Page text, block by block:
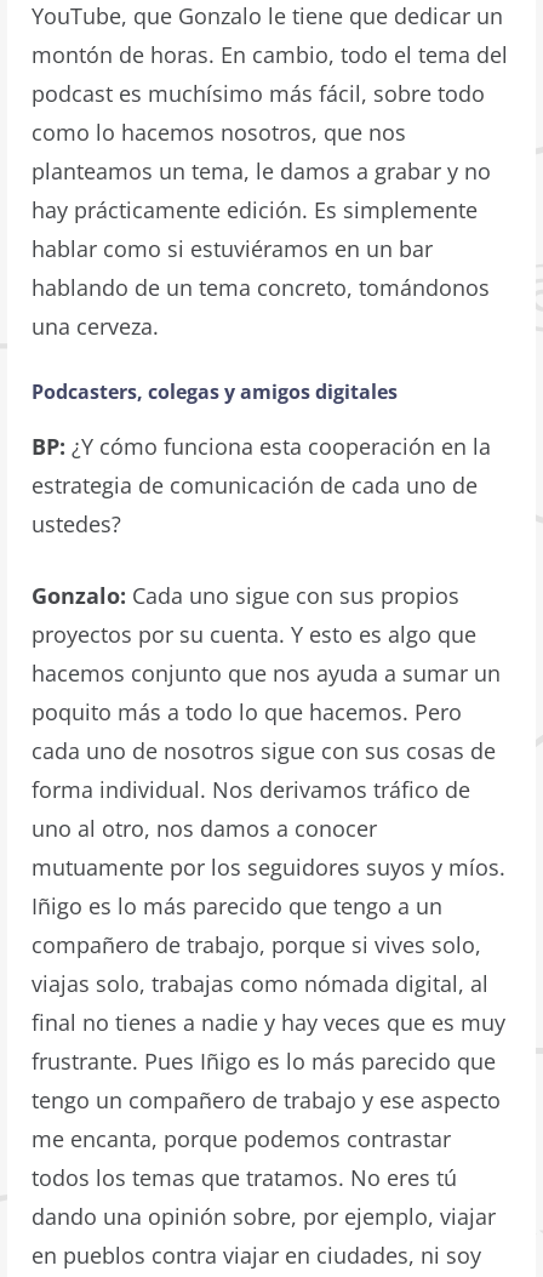
YouTube, que Gonzalo le tiene que dedicar un
montón de horas. En cambio, todo el tema del
podcast es muchísimo más fácil, sobre todo
como lo hacemos nosotros, que nos
planteamos un tema, le damos a grabar y no
hay prácticamente edición. Es simplemente
hablar como si estuviéramos en un bar
hablando de un tema concreto, tomándonos
una cerveza.
Podcasters, colegas y amigos digitales
BP:¿Y cómo funciona esta cooperación en la
estrategia de comunicación de cada uno de
ustedes?
Gonzalo: Cada uno sigue con sus propios
proyectos por su cuenta. Y esto es algo que
hacemos conjunto que nos ayuda a sumar un
poquito más a todo lo que hacemos. Pero
cada uno de nosotros sigue con sus cosas de
forma individual. Nos derivamos tráfico de
uno al otro, nos damos a conocer
mutuamente por los seguidores suyos y míos.
Iñigo es lo más parecido que tengo a un
compañero de trabajo, porque si vives solo,
viajas solo, trabajas como nómada digital, al
final no tienes a nadie y hay veces que es muy
frustrante. Pues Iñigo es lo más parecido que
tengo un compañero de trabajo y ese aspecto
me encanta, porque podemos contrastar
todos los temas que tratamos. No eres tú
dando una opinión sobre, por ejemplo, viajar
en pueblos contra viajar en ciudades, ni soy